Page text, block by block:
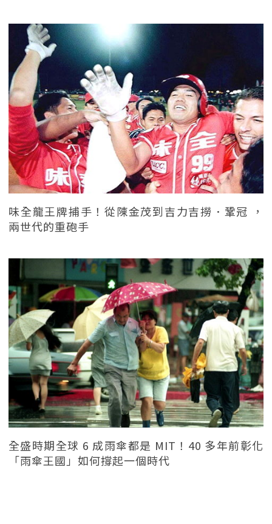
味全龍王牌捕手！從陳金茂到吉力吉撈．鞏冠 ，
兩世代的重砲手
全盛時期全球 6 成雨傘都是 MIT！40 多年前彰化
「雨傘王國」如何撐起一個時代